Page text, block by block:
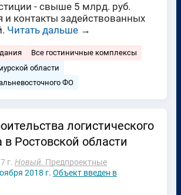
- свыше 5 млрд. руб.
контакты задействованных
Читать дальше →
Все гостиничные комплексы
области
ФО
логистического
Ростовской области
г. Новый. Предпроектные
2018 г. Объект введен в